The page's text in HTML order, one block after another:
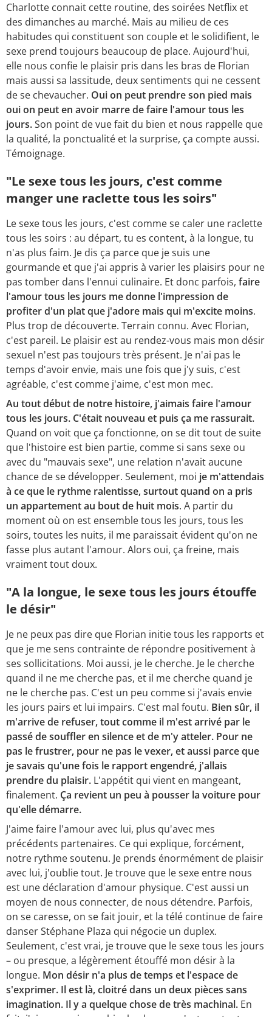
Charlotte connait cette routine, des soirées Netflix et
des dimanches au marché. Mais au milieu de ces
habitudes qui constituent son couple et le solidifient, le
sexe prend toujours beaucoup de place. Aujourd'hui,
elle nous confie le plaisir pris dans les bras de Florian
mais aussi sa lassitude, deux sentiments qui ne cessent
de se chevaucher. Oui on peut prendre son pied mais
oui on peut en avoir marre de faire l'amour tous les
jours.Son point de vue fait du bien et nous rappelle que
la qualité, la ponctualité et la surprise, ça compte aussi.
Témoignage.
"Le sexe tous les jours, c'est comme
manger une raclette tous les soirs"
Le sexe tous les jours, c'est comme se caler une raclette
tous les soirs : au départ, tu es content, à la longue, tu
n'as plus faim. Je dis ça parce que je suis une
gourmande et que j'ai appris à varier les plaisirs pour ne
pas tomber dans l'ennui culinaire. Et donc parfois, faire
l'amour tous les jours me donne l'impression de
profiter d'un plat que j'adore mais qui m'excite moins.
Plus trop de découverte. Terrain connu. Avec Florian,
c'est pareil. Le plaisir est au rendez-vous mais mon désir
sexuel n'est pas toujours très présent. Je n'ai pas le
temps d'avoir envie, mais une fois que j'y suis, c'est
agréable, c'est comme j'aime, c'est mon mec.
Au tout début de notre histoire, j'aimais faire l'amour
tous les jours. C'était nouveau et puis ça me rassurait.
Quand on voit que ça fonctionne, on se dit tout de suite
que l'histoire est bien partie, comme si sans sexe ou
avec du "mauvais sexe", une relation n'avait aucune
chance de se développer. Seulement, moi je m'attendais
à ce que le rythme ralentisse, surtout quand on a pris
un appartement au bout de huit mois. A partir du
moment où on est ensemble tous les jours, tous les
soirs, toutes les nuits, il me paraissait évident qu'on ne
fasse plus autant l'amour. Alors oui, ça freine, mais
vraiment tout doux.
"A la longue, le sexe tous les jours étouffe
le désir"
Je ne peux pas dire que Florian initie tous les rapports et
que je me sens contrainte de répondre positivement à
ses sollicitations. Moi aussi, je le cherche. Je le cherche
quand il ne me cherche pas, et il me cherche quand je
ne le cherche pas. C'est un peu comme si j'avais envie
les jours pairs et lui impairs. C'est mal foutu. Bien sûr, il
m'arrive de refuser, tout comme il m'est arrivé par le
passé de souffler en silence et de m'y atteler. Pour ne
pas le frustrer, pour ne pas le vexer, et aussi parce que
je savais qu'une fois le rapport engendré, j'allais
prendre du plaisir. L'appétit qui vient en mangeant,
finalement. Ça revient un peu à pousser la voiture pour
qu'elle démarre.
J'aime faire l'amour avec lui, plus qu'avec mes
précédents partenaires. Ce qui explique, forcément,
notre rythme soutenu. Je prends énormément de plaisir
avec lui, j'oublie tout. Je trouve que le sexe entre nous
est une déclaration d'amour physique. C'est aussi un
moyen de nous connecter, de nous détendre. Parfois,
on se caresse, on se fait jouir, et la télé continue de faire
danser Stéphane Plaza qui négocie un duplex.
Seulement, c'est vrai, je trouve que le sexe tous les jours
– ou presque, a légèrement étouffé mon désir à la
longue. Mon désir n'a plus de temps et l'espace de
s'exprimer. Il est là, cloitré dans un deux pièces sans
imagination. Il y a quelque chose de très machinal. En